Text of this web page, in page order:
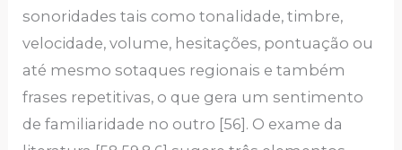
sonoridades tais como tonalidade, timbre,
velocidade, volume, hesitações, pontuação ou
até mesmo sotaques regionais e também
frases repetitivas, o que gera um sentimento
de familiaridade no outro [56]. O exame da